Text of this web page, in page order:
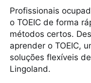
Profissionais
o TOEIC de forma
métodos certos.
aprender o TOEIC,
soluções flexíveis
Lingoland.